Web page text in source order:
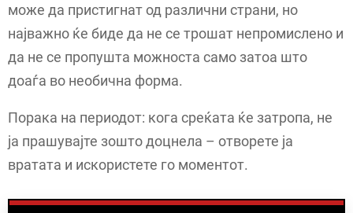
може да пристигнат од различни страни, но
најважно ќе биде да не се трошат непромислено и
да не се пропушта можноста само затоа што
доаѓа во необична форма.
Порака на периодот: кога среќата ќе затропа, не
ја прашувајте зошто доцнела – отворете ја
вратата и искористете го моментот.